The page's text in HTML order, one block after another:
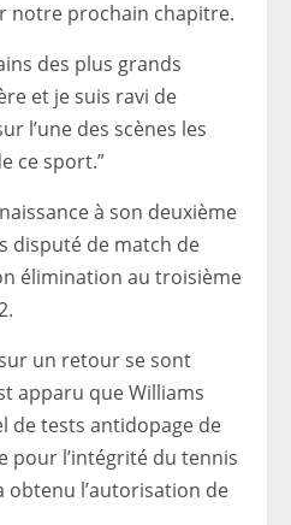
notre prochain chapitre.
des plus grands
et je suis ravi de
l’une des scènes les
ce sport.”
à son deuxième
disputé de match de
élimination au troisième
un retour se sont
apparu que Williams
de tests antidopage de
pour l’intégrité du tennis
obtenu l’autorisation de